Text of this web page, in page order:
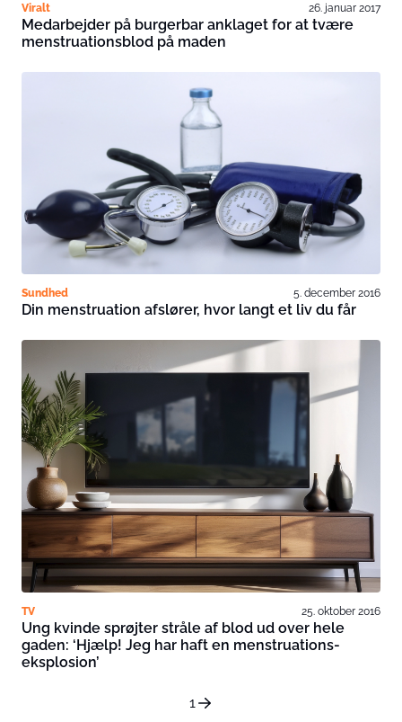
Viralt 26. januar 2017
Medarbejder på burgerbar anklaget for at tvære
menstruationsblod på maden
Sundhed 5. december 2016
Din menstruation afslører, hvor langt et liv du får
TV 25. oktober 2016
Ung kvinde sprøjter stråle af blod ud over hele
gaden: ‘Hjælp! Jeg har haft en menstruations-
eksplosion’
1